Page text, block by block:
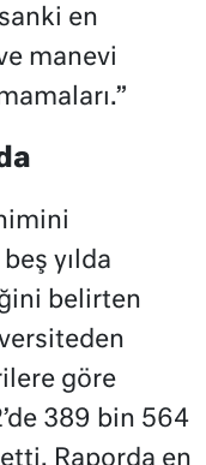
en
manevi
yılda
belirten
göre
389 bin 564